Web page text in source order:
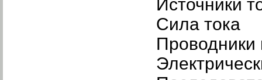
Источники
Сила тока
Проводники